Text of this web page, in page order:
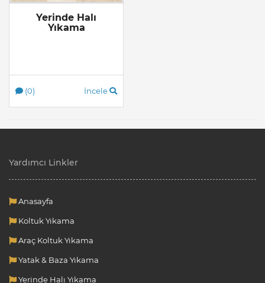
Yerinde Halı
Yıkama
(0) İncele
Yardımcı Linkler
Anasayfa
Koltuk Yıkama
Araç Koltuk Yıkama
Yatak & Baza Yıkama
Yerinde Halı Yıkama